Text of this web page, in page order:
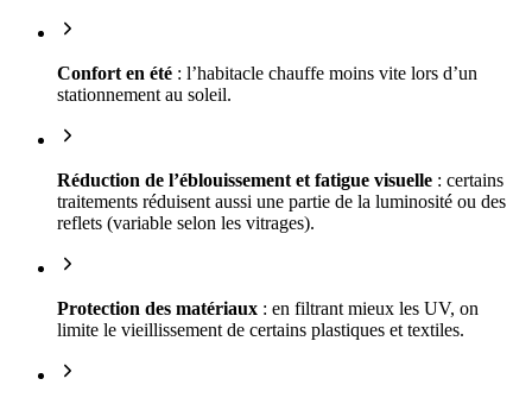
Confort en été : l’habitacle chauffe moins vite lors d’un
stationnement au soleil.
Réduction de l’éblouissement et fatigue visuelle : certains
traitements réduisent aussi une partie de la luminosité ou des
reflets (variable selon les vitrages).
Protection des matériaux : en filtrant mieux les UV, on
limite le vieillissement de certains plastiques et textiles.